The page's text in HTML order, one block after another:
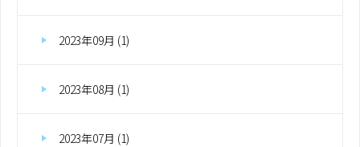
2023年09月 (1)
2023年08月 (1)
2023年07月 (1)